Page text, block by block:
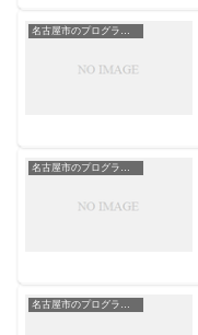
名古屋市のプログラミングスクール
名古屋市のプログラミングスクール